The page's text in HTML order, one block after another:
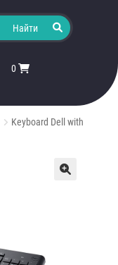
0
Keyboard Dell with